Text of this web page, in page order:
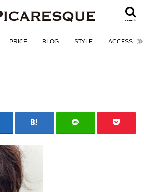
search
PRICE BLOG STYLE ACCESS